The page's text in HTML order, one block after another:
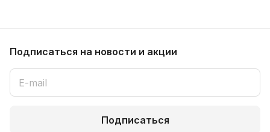
Подписаться на новости и акции
Подписаться